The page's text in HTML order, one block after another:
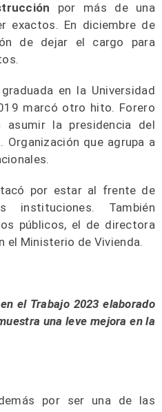
por más de una
exactos. En diciembre de
de dejar el cargo para
en la Universidad
marcó otro hito. Forero
asumir la presidencia del
Organización que agrupa a
por estar al frente de
instituciones. También
públicos, el de directora
el Ministerio de Vivienda.
el Trabajo 2023 elaborado
una leve mejora en la
por ser una de las